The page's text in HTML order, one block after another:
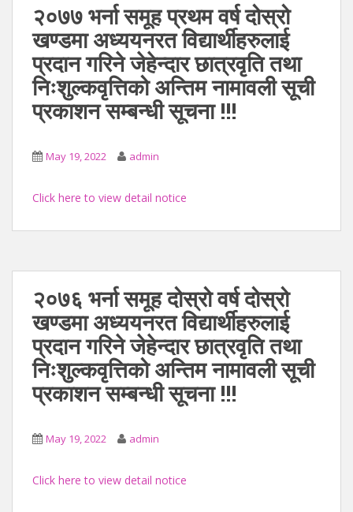
२०७७ भर्ना समूह प्रथम वर्ष दोस्रो
खण्डमा अध्ययनरत विद्यार्थीहरुलाई
प्रदान गरिने जेहेन्दार छात्रवृति तथा
निःशुल्कवृत्तिको अन्तिम नामावली सूची
प्रकाशन सम्बन्धी सूचना !!!
May 19, 2022 admin
Click here to view detail notice
२०७६ भर्ना समूह दोस्रो वर्ष दोस्रो
खण्डमा अध्ययनरत विद्यार्थीहरुलाई
प्रदान गरिने जेहेन्दार छात्रवृति तथा
निःशुल्कवृत्तिको अन्तिम नामावली सूची
प्रकाशन सम्बन्धी सूचना !!!
May 19, 2022 admin
Click here to view detail notice